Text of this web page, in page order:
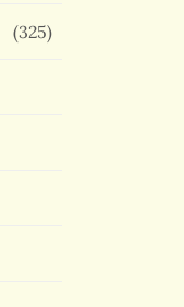
(325)